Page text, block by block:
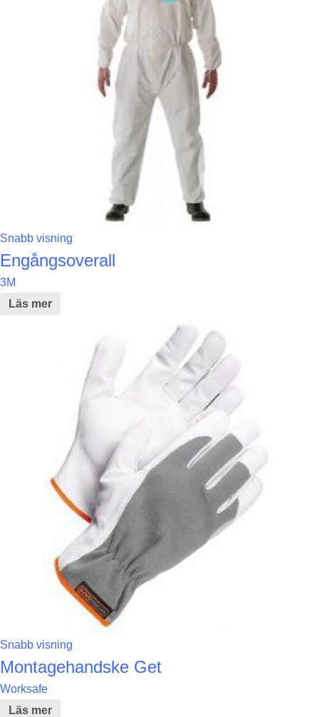
Snabb visning
Engångsoverall
3M
Läs mer
Snabb visning
Montagehandske Get
Worksafe
Läs mer